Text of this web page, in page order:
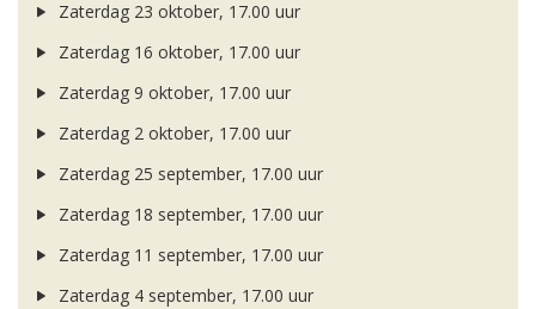
Zaterdag 23 oktober, 17.00 uur
Zaterdag 16 oktober, 17.00 uur
Zaterdag 9 oktober, 17.00 uur
Zaterdag 2 oktober, 17.00 uur
Zaterdag 25 september, 17.00 uur
Zaterdag 18 september, 17.00 uur
Zaterdag 11 september, 17.00 uur
Zaterdag 4 september, 17.00 uur